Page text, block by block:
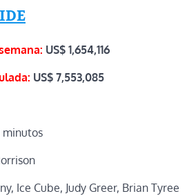
US$ 1,654,116
US$ 7,553,085
minutos
Ice Cube, Judy Greer, Brian Tyree